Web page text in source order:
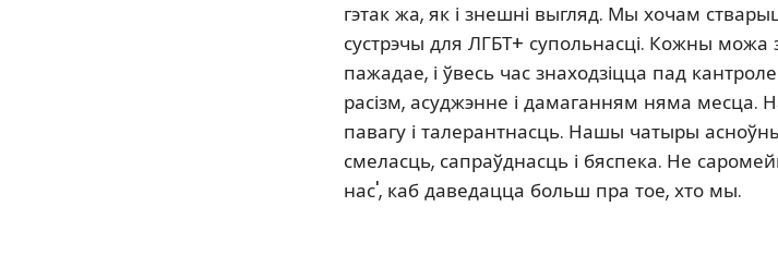
гэтак жа, як і знешні выгляд. Мы хочам
сустрэчы для ЛГБТ+ супольнасці. Кожны можа
пажадае, і ўвесь час знаходзіцца пад
расізм, асуджэнне і дамаганням няма месца.
павагу і талерантнасць. Нашы чатыры
смеласць, сапраўднасць і бяспека. Не
нас', каб даведацца больш пра тое, хто мы.